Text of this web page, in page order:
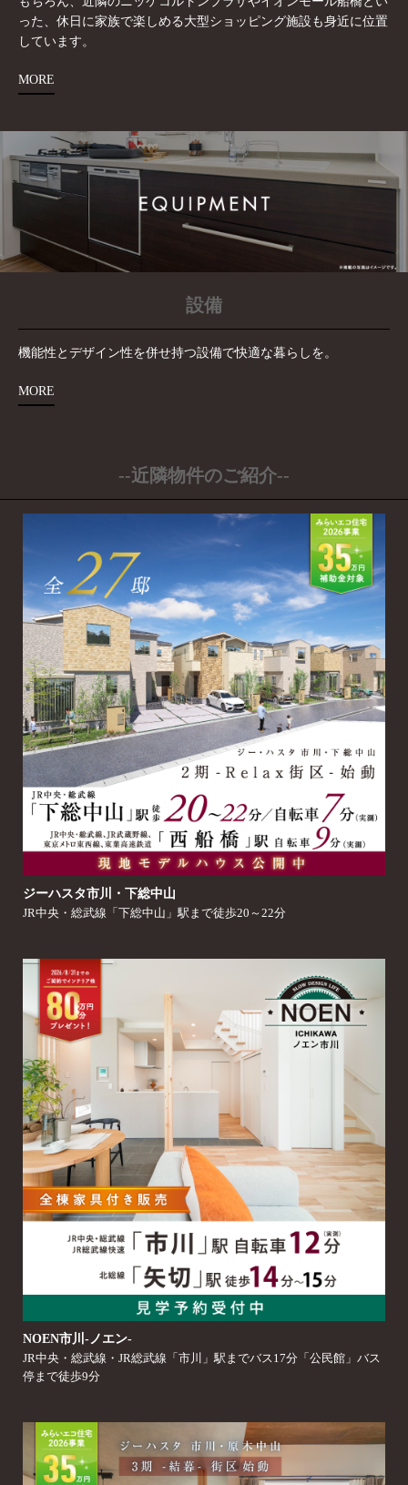
った、休日に家族で楽しめる大型ショッピング施設も身近に位置
しています。
MORE
設備
機能性とデザイン性を併せ持つ設備で快適な暮らしを。
MORE
--近隣物件のご紹介--
ジーハスタ市川・下総中山
JR中央・総武線「下総中山」駅まで徒歩20～22分
NOEN市川‐ノエン‐
JR中央・総武線・JR総武線「市川」駅までバス17分「公民館」バス
停まで徒歩9分